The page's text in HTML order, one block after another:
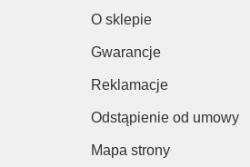
O sklepie
Gwarancje
Reklamacje
Odstąpienie od umowy
Mapa strony